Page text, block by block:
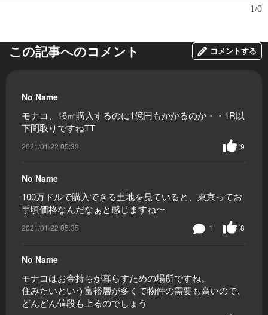
1/0
この記事へのコメント コメントする
No Name
モナコ、16㎡購入するのに1億円もかかるのか・・1R以
下間取りですねTT
2021/01/22 05:32 9
No Name
100万ドルで購入できる土地を見ていると、東京ってお
手頃価格なんだなぁと感じますね〜
2021/01/22 05:35 8
1
No Name
モナコはお金持ちが暮らすための場所ですね。
住みたいという富裕層が多くて物件の需要も高いので、
どんどん値段も上るのでしょう